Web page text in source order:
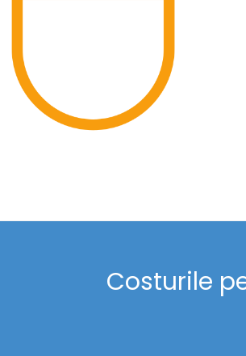
Costurile